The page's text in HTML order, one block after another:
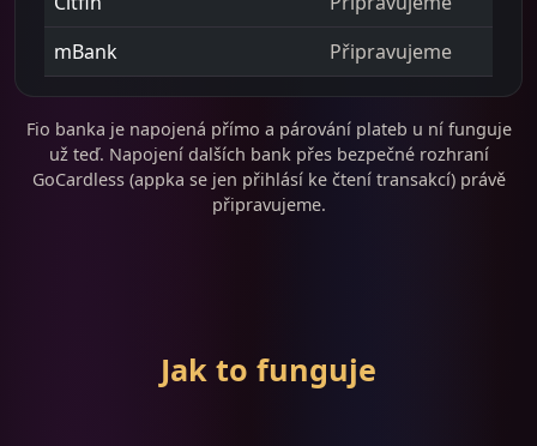
mBank
Připravujeme
Fio banka je napojená přímo a párování plateb u ní funguje
už teď. Napojení dalších bank přes bezpečné rozhraní
GoCardless (appka se jen přihlásí ke čtení transakcí) právě
připravujeme.
Jak to funguje